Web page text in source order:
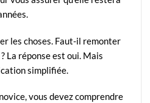
les choses. Faut-il remonter
La réponse est oui. Mais
simplifiée.
vous devez comprendre